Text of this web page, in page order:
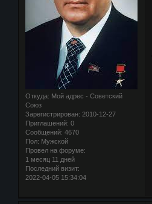
Откуда: Мой адрес - Советский
Союз
Зарегистрирован: 2010-12-27
Приглашений: 0
Сообщений: 4670
Пол: Мужской
Провел на форуме:
1 месяц 11 дней
Последний визит:
2022-04-05 15:34:04